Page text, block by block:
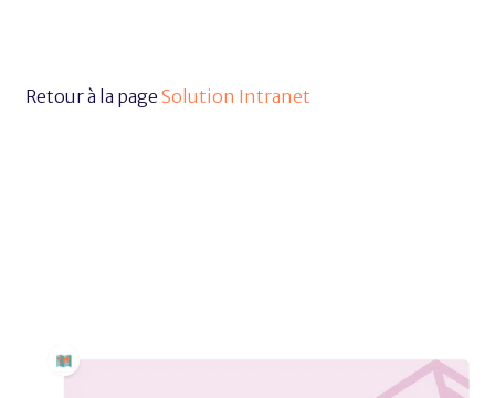
Retour à la pageSolution Intranet